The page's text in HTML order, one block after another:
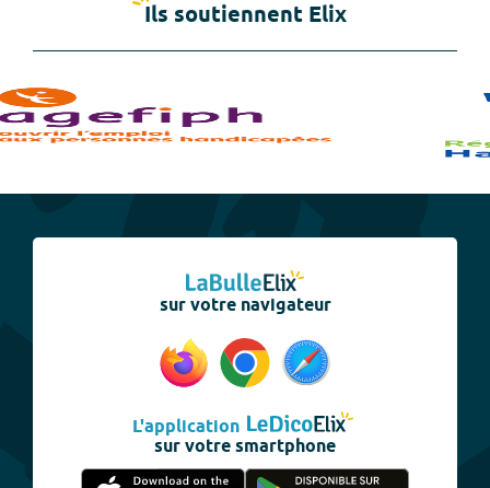
Ils soutiennent Elix
sur votre navigateur
L'application
sur votre smartphone